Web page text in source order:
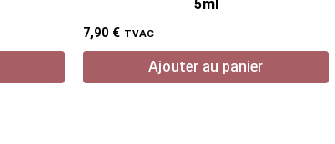
5ml
7,90 € TVAC
Ajouter au panier